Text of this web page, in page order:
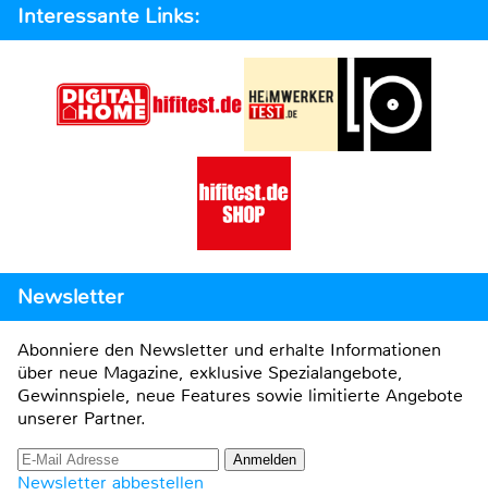
Interessante Links:
Newsletter
Abonniere den Newsletter und erhalte Informationen
über neue Magazine, exklusive Spezialangebote,
Gewinnspiele, neue Features sowie limitierte Angebote
unserer Partner.
Newsletter abbestellen